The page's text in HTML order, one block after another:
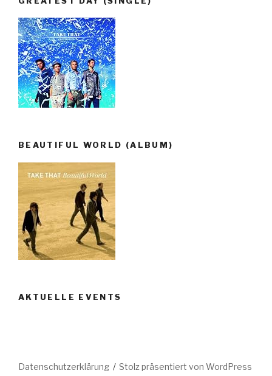
BEAUTIFUL WORLD (ALBUM)
AKTUELLE EVENTS
Datenschutzerklärung Stolz präsentiert von WordPress